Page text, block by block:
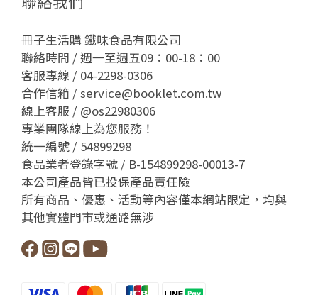
冊子生活購 鐵味食品有限公司
聯絡時間 / 週一至週五09：00-18：00
客服專線 / 04-2298-0306
合作信箱 / service@booklet.com.tw
線上客服 / @os22980306
專業團隊線上為您服務！
統一編號 / 54899298
食品業者登錄字號 / B-154899298-00013-7
本公司產品皆已投保產品責任險
所有商品、優惠、活動等內容僅本網站限定，均與
其他實體門市或通路無涉